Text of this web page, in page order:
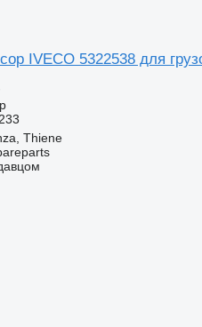
IVECO 5322538 для
Thiene